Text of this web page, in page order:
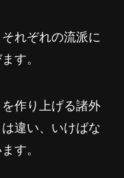
れぞれの流派に
す。
作り上げる諸外
違い、いけばな
す。